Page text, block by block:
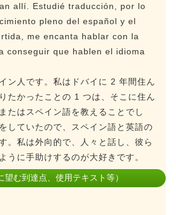
allí. Estudié traducción, por lo
pleno del español y el
me encanta hablar con la
conseguir que hablen el idioma
ン人です。私はドバイに 2 年間住ん
たかったことの 1 つは、そこに住ん
たはスペイン語を教えることでし
していたので、スペイン語と英語の
。私は外向的で、人々と話し、彼ら
うに手助けするのが大好きです。
望む到達点、使用テキスト等）